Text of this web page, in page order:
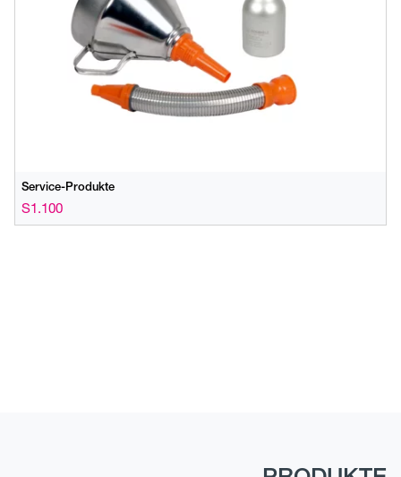
Service-Produkte
S1.100